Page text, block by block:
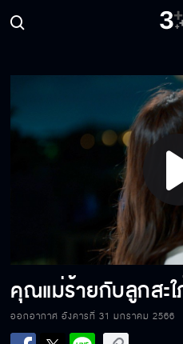
คุณแม่ร้ายกับลูกสะ
ออกอากาศ อังคารที่ 31 มกราคม 2566
ไม่ต้องถา
ภาน่ารัก
อยากถ่าย